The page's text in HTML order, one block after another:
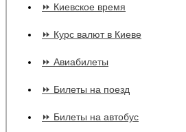
⏩ Киевское время
⏩ Курс валют в Киеве
⏩ Авиабилеты
⏩ Билеты на поезд
⏩ Билеты на автобус